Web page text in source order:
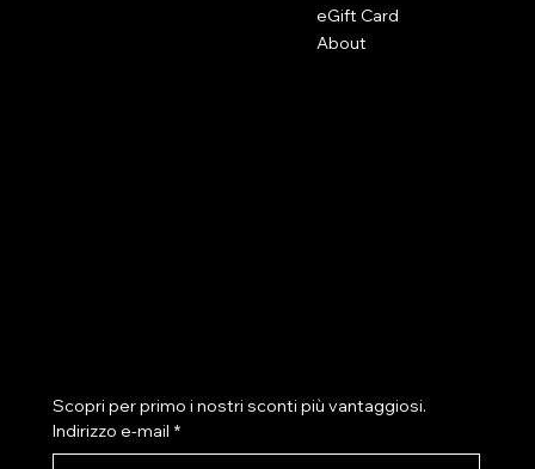
eGift Card
About
Scopri per primo i nostri sconti più vantaggiosi.
Indirizzo e-mail *